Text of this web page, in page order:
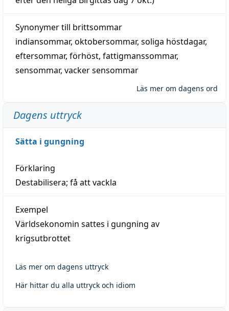
Synonymer till brittsommar
indiansommar, oktobersommar, soliga höstdagar,
eftersommar, förhöst, fattigmanssommar,
sensommar, vacker sensommar
Läs mer om dagens ord
Dagens uttryck
Sätta i gungning
Förklaring
Destabilisera; få att vackla
Exempel
Världsekonomin sattes i gungning av
krigsutbrottet
Läs mer om dagens uttryck
Här hittar du alla uttryck och idiom